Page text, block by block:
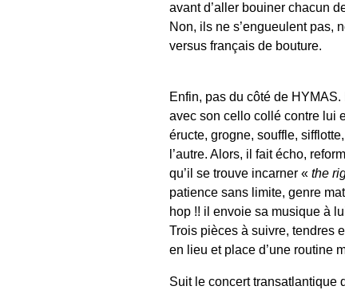
avant d’aller bouiner chacun
Non, ils ne s’engueulent pas,
versus français de bouture.
Enfin, pas du côté de
avec son cello collé contre lui
éructe, grogne, souffle,
l’autre. Alors, il fait écho,
qu’il se trouve incarner « the
patience sans limite, genre
hop !! il envoie sa musique à
Trois pièces à suivre, tendres
en lieu et place d’une routine
Suit le concert transatlantique